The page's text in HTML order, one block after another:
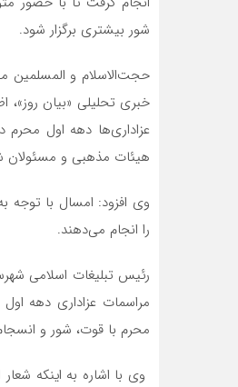
شور بیشتری برگزار شود.
حجت‌الاسلام و المسلمین
خبری تحلیلی «بیان
هیئات مذهبی و مسئولان
وی افزود: امسال با
را انجام می‌دهند.
رئیس تبلیغات اسلامی
مراسمات عزاداری دهه
محرم با قوت، شور و
وی با اشاره به اینکه